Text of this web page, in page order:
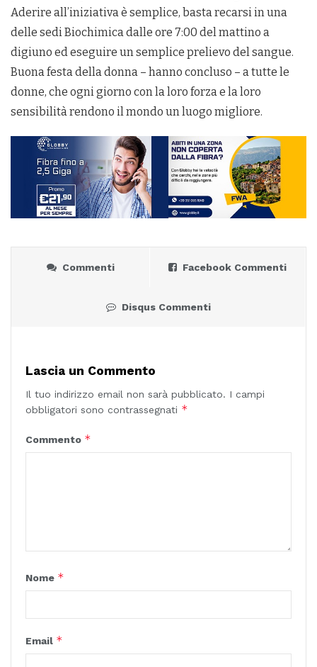
Aderire all’iniziativa è semplice, basta recarsi in una
delle sedi Biochimica dalle ore 7:00 del mattino a
digiuno ed eseguire un semplice prelievo del sangue.
Buona festa della donna – hanno concluso – a tutte le
donne, che ogni giorno con la loro forza e la loro
sensibilità rendono il mondo un luogo migliore.
Commenti Facebook Commenti
Disqus Commenti
Lascia un Commento
Il tuo indirizzo email non sarà pubblicato. I campi
obbligatori sono contrassegnati *
Commento *
Nome *
Email *